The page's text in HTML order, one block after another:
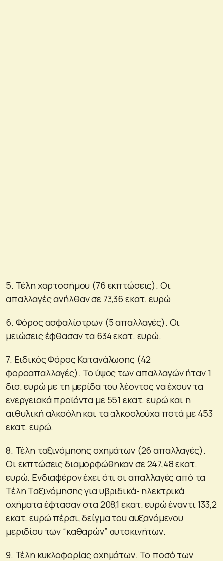
5. Τέλη χαρτοσήμου (76 εκπτώσεις). Οι
απαλλαγές ανήλθαν σε 73,36 εκατ. ευρώ
6. Φόρος ασφαλίστρων (5 απαλλαγές). Οι
μειώσεις έφθασαν τα 634 εκατ. ευρώ.
7. Ειδικός Φόρος Κατανάλωσης (42
φοροαπαλλαγές). Το ύψος των απαλλαγών ήταν 1
δισ. ευρώ με τη μερίδα του λέοντος να έχουν τα
ενεργειακά προϊόντα με 551 εκατ. ευρώ και η
αιθυλική αλκοόλη και τα αλκοολούχα ποτά με 453
εκατ. ευρώ.
8. Τέλη ταξινόμησης οχημάτων (26 απαλλαγές).
Οι εκπτώσεις διαμορφώθηκαν σε 247,48 εκατ.
ευρώ. Ενδιαφέρον έχει ότι οι απαλλαγές από τα
Τέλη Ταξινόμησης για υβριδικά- ηλεκτρικά
οχήματα έφτασαν στα 208,1 εκατ. ευρώ έναντι 133,2
εκατ. ευρώ πέρσι, δείγμα του αυξανόμενου
μεριδίου των “καθαρών” αυτοκινήτων.
9. Τέλη κυκλοφορίας οχημάτων. Το ποσό των